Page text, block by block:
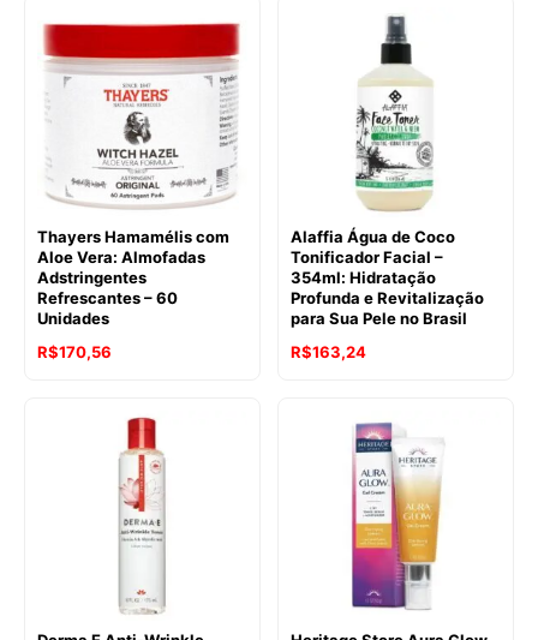
Thayers Hamamélis com
Aloe Vera: Almofadas
Adstringentes
Refrescantes – 60
Unidades
R$170,56
Alaffia Água de Coco
Tonificador Facial –
354ml: Hidratação
Profunda e Revitalização
para Sua Pele no Brasil
R$163,24